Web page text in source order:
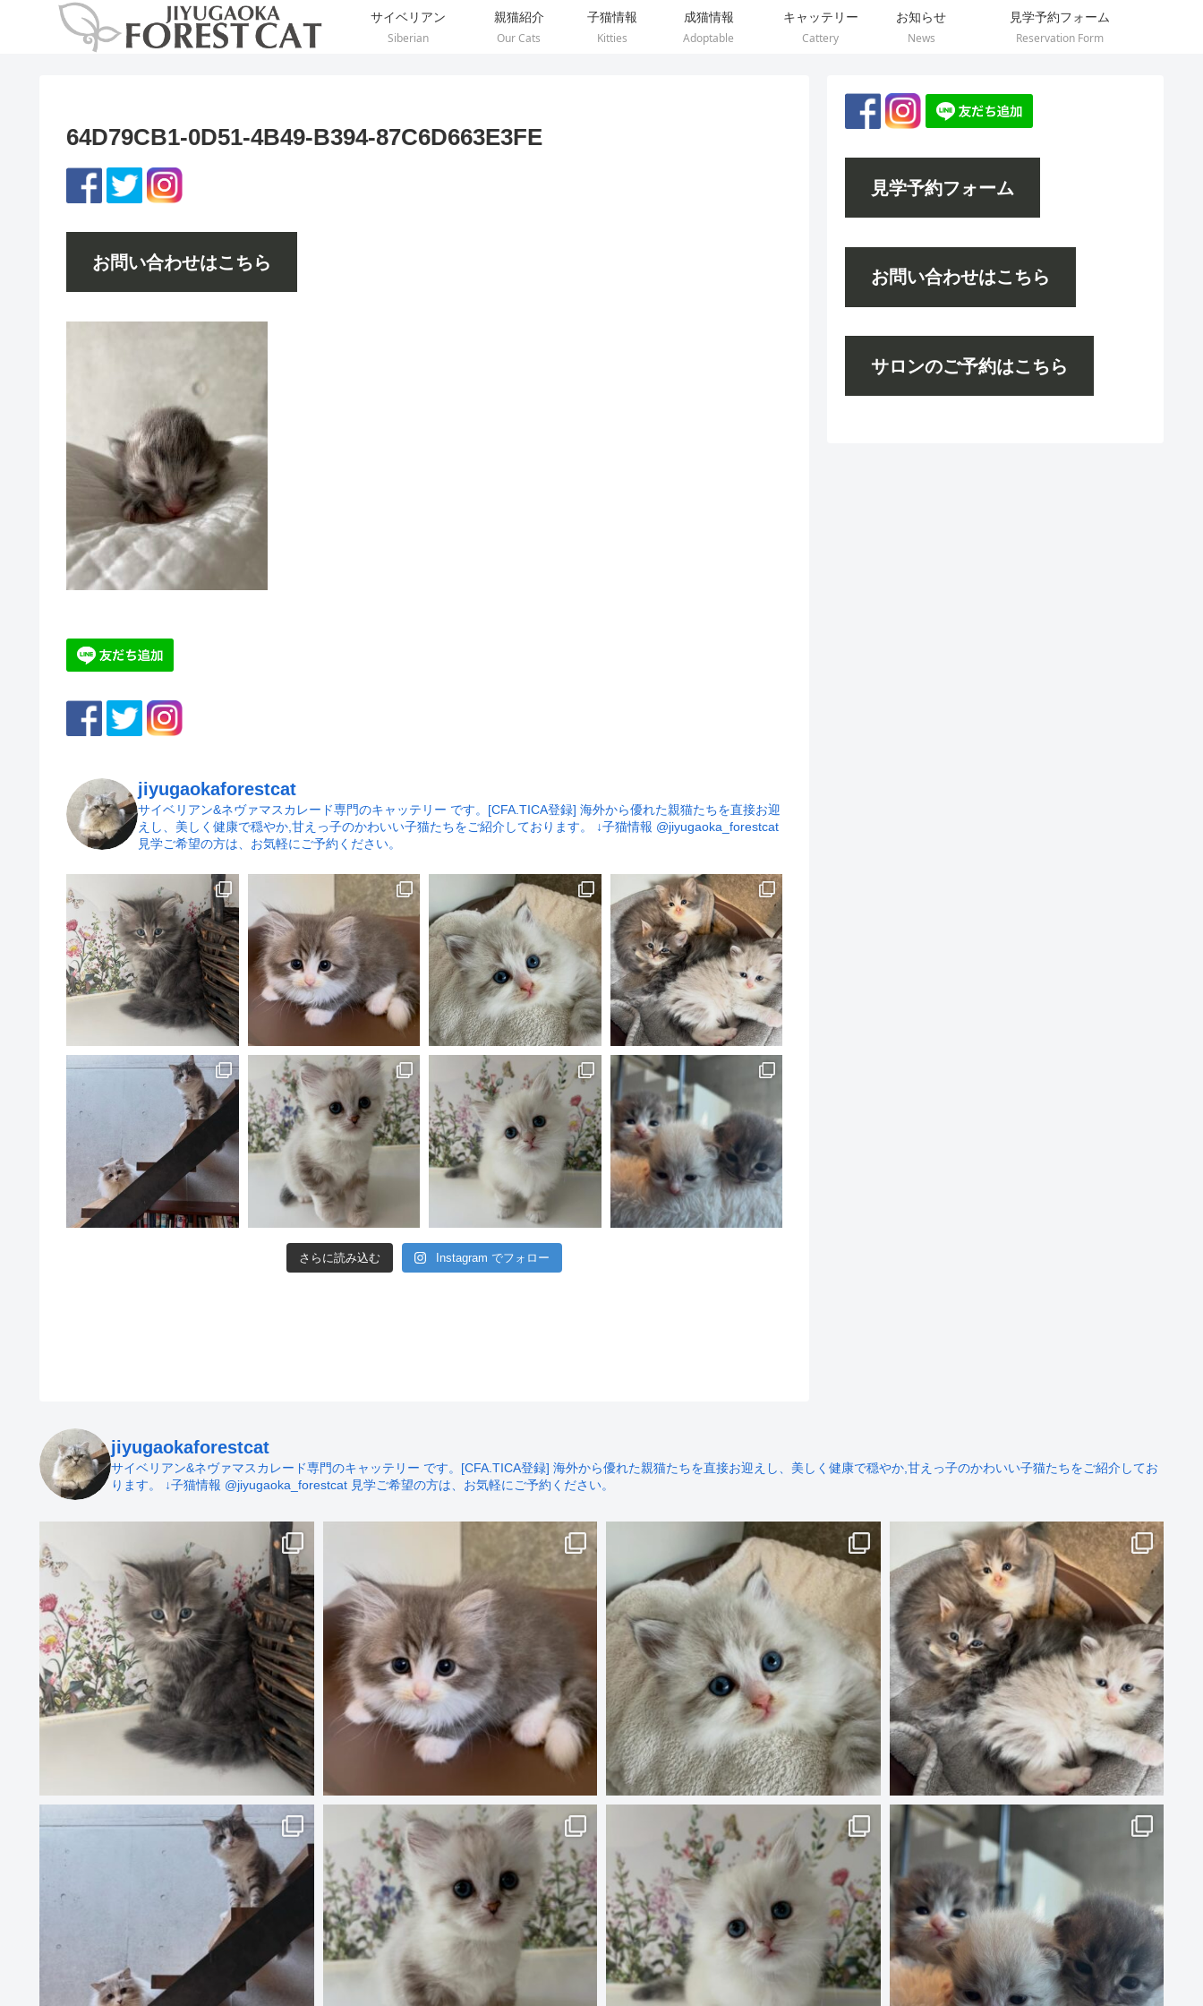
サイベリアン
Siberian
親猫紹介
Our Cats
子猫情報
Kitties
成猫情報
Adoptable
キャッテリー
Cattery
お知らせ
News
見学予約フォーム
Reservation Form
64D79CB1-0D51-4B49-B394-87C6D663E3FE
お問い合わせはこちら
jiyugaokaforestcat
サイベリアン&ネヴァマスカレード専門のキャッテリー です。[CFA.TICA登録] 海外から優れた親猫たちを直接お迎
えし、美しく健康で穏やか,甘えっ子のかわいい子猫たちをご紹介しております。
↓子猫情報 @jiyugaoka_forestcat
見学ご希望の方は、お気軽にご予約ください。
さらに読み込む Instagram でフォロー
見学予約フォーム
お問い合わせはこちら
サロンのご予約はこちら
jiyugaokaforestcat
サイベリアン&ネヴァマスカレード専門のキャッテリー です。[CFA.TICA登録] 海外から優れた親猫たちを直接お迎えし、美しく健康で穏やか,甘えっ子のかわいい子猫たちをご紹介してお
ります。
↓子猫情報 @jiyugaoka_forestcat 見学ご希望の方は、お気軽にご予約ください。